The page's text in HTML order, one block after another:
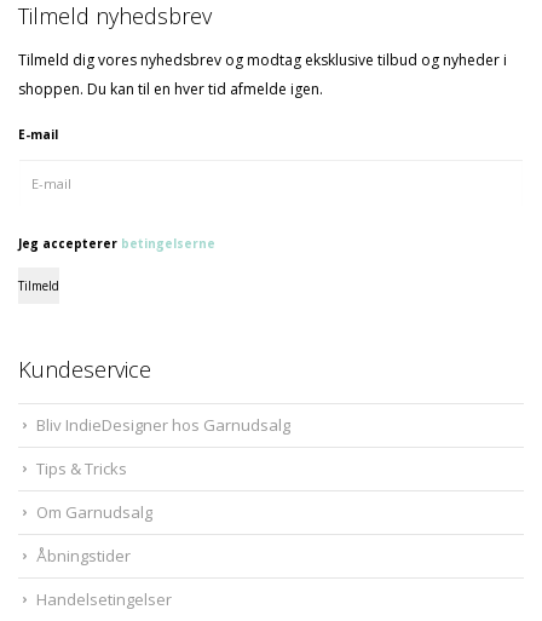
Tilmeld nyhedsbrev
Tilmeld dig vores nyhedsbrev og modtag eksklusive tilbud og nyheder i
shoppen. Du kan til en hver tid afmelde igen.
E-mail
Jeg accepterer betingelserne
Tilmeld
Kundeservice
Bliv IndieDesigner hos Garnudsalg
Tips & Tricks
Om Garnudsalg
Åbningstider
Handelsetingelser